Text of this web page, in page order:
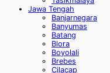
Jawa Tengah
Banjarnegara
Banyumas
Batang
Blora
Boyolali
Brebes
Cilacap